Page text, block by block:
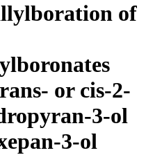
of
or cis-2-
3-ol
3-ol